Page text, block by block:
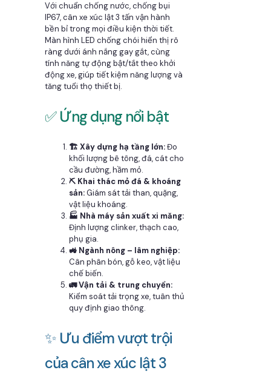
Với chuẩn chống nước, chống bụi
IP67, cân xe xúc lật 3 tấn vận hành
bền bỉ trong mọi điều kiện thời tiết.
Màn hình LED chống chói hiển thị rõ
ràng dưới ánh nắng gay gắt, cùng
tính năng tự động bật/tắt theo khởi
động xe, giúp tiết kiệm năng lượng và
tăng tuổi thọ thiết bị.
✅ Ứng dụng nổi bật
🏗️ Xây dựng hạ tầng lớn:Đo
khối lượng bê tông, đá, cát cho
cầu đường, hầm mỏ.
⛏️ Khai thác mỏ đá & khoáng
sản:Giám sát tải than, quặng,
vật liệu khoáng.
🏭 Nhà máy sản xuất xi măng:
Định lượng clinker, thạch cao,
phụ gia.
🚜 Ngành nông – lâm nghiệp:
Cân phân bón, gỗ keo, vật liệu
chế biến.
🚛 Vận tải & trung chuyển:
Kiểm soát tải trọng xe, tuân thủ
quy định giao thông.
✨ Ưu điểm vượt trội
của cân xe xúc lật 3